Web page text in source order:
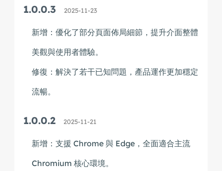
1.0.0.3 2025-11-23
新增：優化了部分頁面佈局細節，提升介面整體
美觀與使用者體驗。
修復：解決了若干已知問題，產品運作更加穩定
流暢。
1.0.0.2 2025-11-21
新增：支援 Chrome 與 Edge，全面適合主流
Chromium 核心環境。